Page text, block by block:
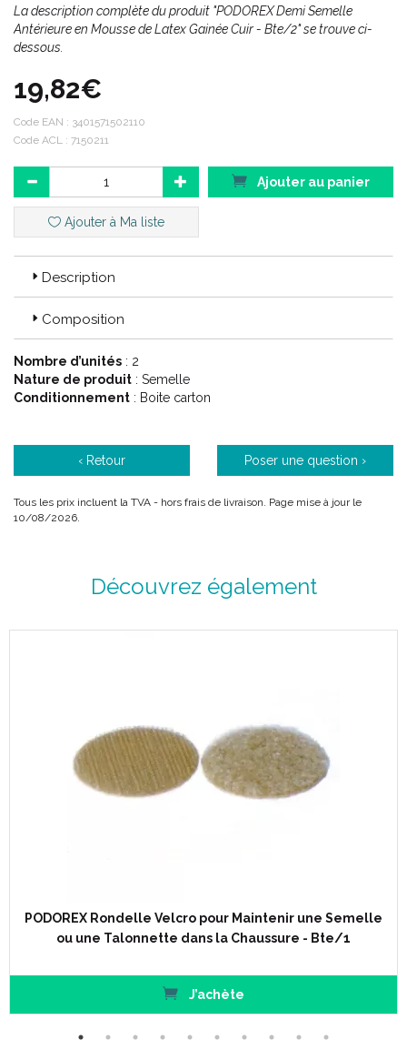
La description complète du produit "PODOREX Demi Semelle
Antérieure en Mousse de Latex Gainée Cuir - Bte/2" se trouve ci-
dessous.
19,82€
Code EAN : 3401571502110
Code ACL : 7150211
Ajouter au panier
Ajouter à Ma liste
Description
Composition
Nombre d’unités : 2
Nature de produit : Semelle
Conditionnement : Boite carton
‹ Retour Poser une question ›
Tous les prix incluent la TVA - hors frais de livraison. Page mise à jour le
10/08/2026.
Découvrez également
PODOREX Rondelle Velcro pour Maintenir une Semelle
ou une Talonnette dans la Chaussure - Bte/1
J’achète